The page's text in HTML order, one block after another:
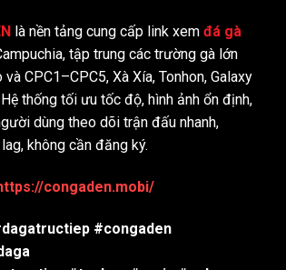
là nền tảng cung cấp link xem đá gà
tập trung các trường gà lớn
CPC1–CPC5, Xà Xía, Tonhon, Galaxy
Hệ thống tối ưu tốc độ, hình ảnh ổn định,
dùng theo dõi trận đấu nhanh,
không cần đăng ký.
congaden.mobi/
#congaden